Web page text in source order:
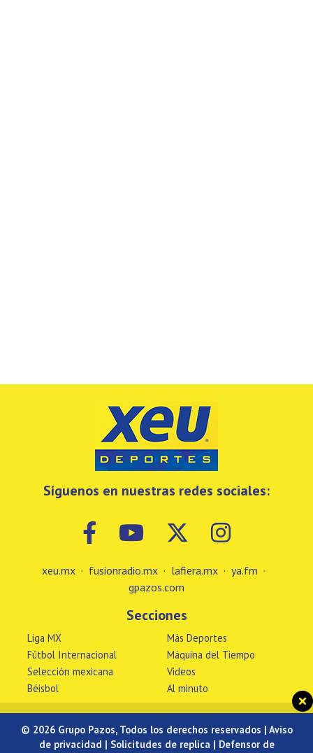
Síguenos en nuestras redes sociales:
xeu.mx · fusionradio.mx · lafiera.mx · ya.fm ·
gpazos.com
Secciones
Liga MX
Fútbol Internacional
Selección mexicana
Béisbol
Más Deportes
Máquina del Tiempo
Videos
Al minuto
© 2026 Grupo Pazos, Todos los derechos reservados | Aviso
de privacidad | Solicitudes de replica | Defensor de